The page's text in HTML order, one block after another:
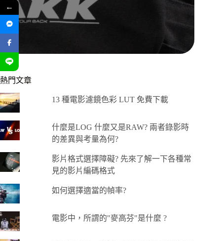
熱門文章
13 種電影濾鏡色彩 LUT 免費下載
什麼是LOG 什麼又是RAW? 兩者錄影時
的差異與考量為何?
影片格式選擇障礙? 先來了解一下各種常
見的影片編碼格式
如何選擇適當的幀率?
電影中，所謂的"麥高芬"是什麼 ?
←